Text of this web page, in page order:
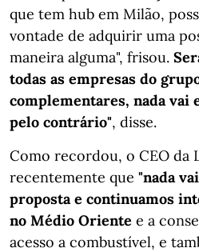
que tem hub em Milão,
vontade de adquirir uma
maneira alguma", frisou.
todas as empresas do
complementares, nada vai
pelo contrário", disse.
Como recordou, o CEO da
recentemente que "nada
proposta e continuamos
no Médio Oriente e a
acesso a combustível, e